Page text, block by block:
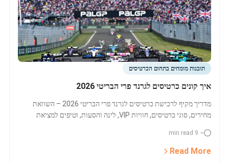
תובנות מומחים בתחום הכרטיסים
איך קונים כרטיסים לגרנד פרי הבריטי 2026
מדריך מקיף לרכישת כרטיסים לגרנד פרי הבריטי 2026 – השוואת
מחירים, סוגי כרטיסים, חוויות VIP, לינה והסעות, וטיפים למציאת
במהירות.
~ 9 min read
Read More